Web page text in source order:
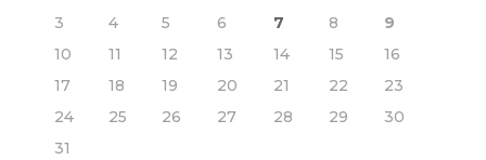
3
4 5 6 7 8
9
10
11 12 13 14 15
16
17
18 19 20 21 22
23
24
25 26 27 28 29
30
31